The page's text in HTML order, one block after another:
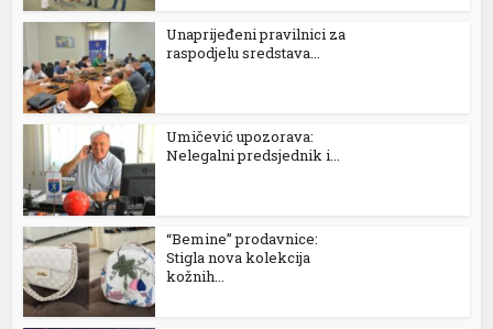
Unaprijeđeni pravilnici za
raspodjelu sredstava...
Umičević upozorava:
Nelegalni predsjednik i...
“Bemine” prodavnice:
Stigla nova kolekcija
kožnih...